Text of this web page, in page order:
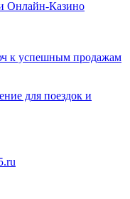
Онлайн-Казино
к успешным продажам
для поездок и